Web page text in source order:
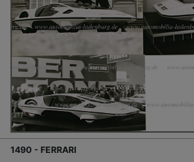
1490 - FERRARI